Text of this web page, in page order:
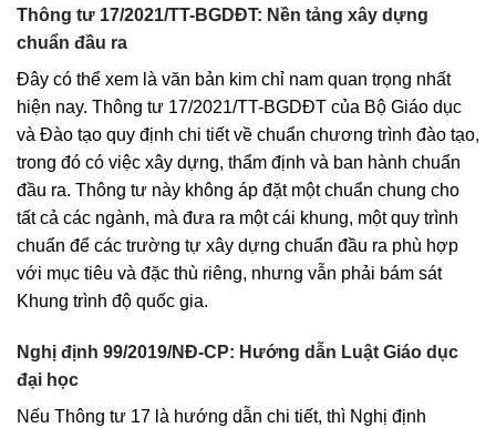
Thông tư 17/2021/TT-BGDĐT: Nền tảng xây dựng
chuẩn đầu ra
Đây có thể xem là văn bản kim chỉ nam quan trọng nhất
hiện nay. Thông tư 17/2021/TT-BGDĐT của Bộ Giáo dục
và Đào tạo quy định chi tiết về chuẩn chương trình đào tạo,
trong đó có việc xây dựng, thẩm định và ban hành chuẩn
đầu ra. Thông tư này không áp đặt một chuẩn chung cho
tất cả các ngành, mà đưa ra một cái khung, một quy trình
chuẩn để các trường tự xây dựng chuẩn đầu ra phù hợp
với mục tiêu và đặc thù riêng, nhưng vẫn phải bám sát
Khung trình độ quốc gia.
Nghị định 99/2019/NĐ-CP: Hướng dẫn Luật Giáo dục
đại học
Nếu Thông tư 17 là hướng dẫn chi tiết, thì Nghị định